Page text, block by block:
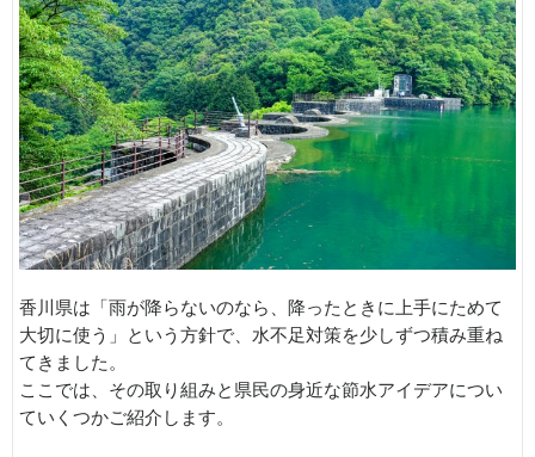
香川県は「雨が降らないのなら、降ったときに上手にためて
大切に使う」という方針で、水不足対策を少しずつ積み重ね
てきました。
ここでは、その取り組みと県民の身近な節水アイデアについ
ていくつかご紹介します。